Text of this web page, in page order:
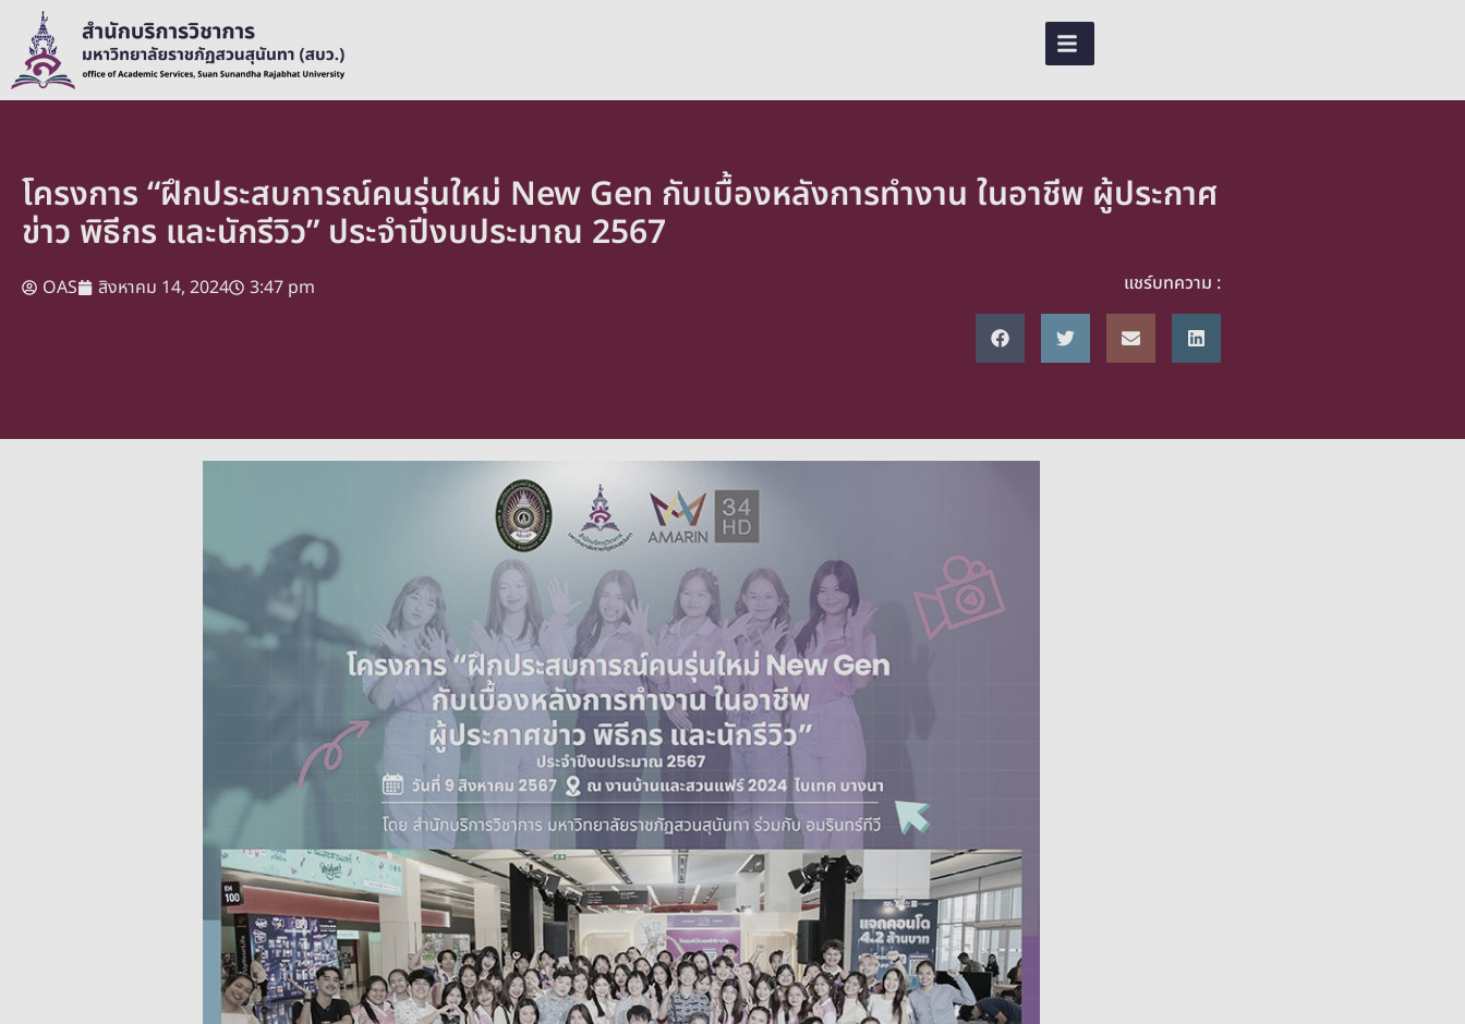
โครงการ “ฝึกประสบการณ์คนรุ่นใหม่ New Gen กับเบื้องหลังการทำงาน ในอาชีพ ผู้ประกาศ
ข่าว พิธีกร และนักรีวิว” ประจำปีงบประมาณ 2567
OAS สิงหาคม 14, 2024 3:47 pm แชร์บทความ :